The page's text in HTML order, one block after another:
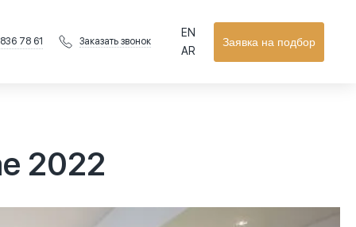
78 61 Заказать звонок Заявка на подбор
EN
AR
2022